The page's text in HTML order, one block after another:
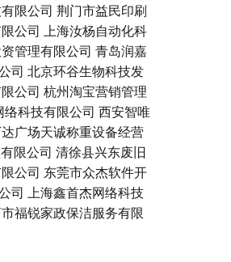
限公司 荆门市益民印刷
公司 上海汝杨自动化科
管理有限公司 青岛润嘉
司 北京环谷生物科技发
公司 杭州淘宝营销管理
络科技有限公司 西安智唯
广场天诚称重设备经营
限公司 清徐县兴东废旧
公司 东莞市众杰软件开
司 上海鑫首杰网络科技
福锐家政保洁服务有限